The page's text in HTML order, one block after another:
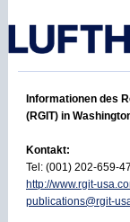
Informationen des
(RGIT) in
Kontakt:
Tel: (001) 202-659-
http://www.rgit-
publications@rgit-